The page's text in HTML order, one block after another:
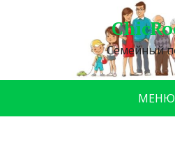
Семейный
МЕНЮ